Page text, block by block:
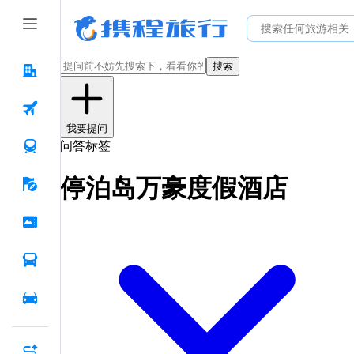
搜索
我要提问
问答标签
停泊岛万豪度假酒店